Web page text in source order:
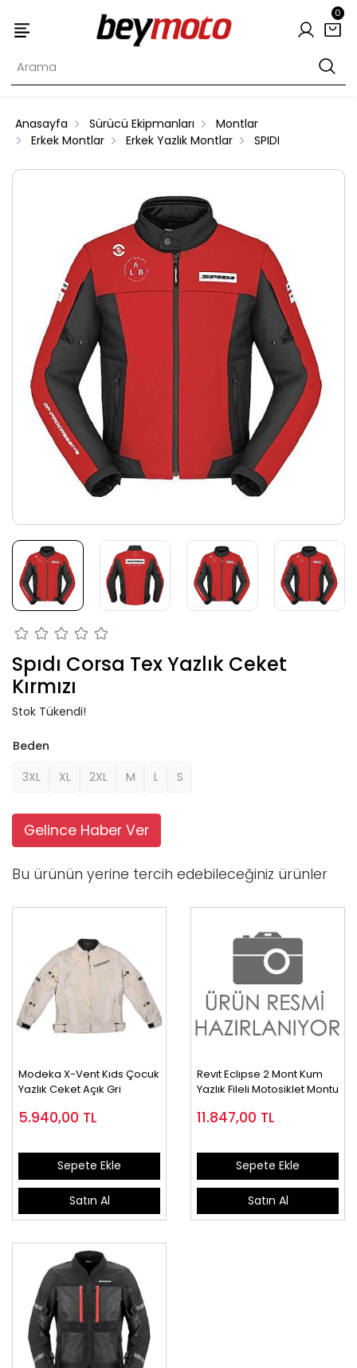
0
Anasayfa Sürücü Ekipmanları
Montlar
Erkek Montlar
Erkek Yazlık Montlar SPIDI
Spıdı Corsa Tex Yazlık Ceket
Kırmızı
Stok Tükendi!
Beden
3XL
XL 2XL M L S
Gelince Haber Ver
Bu ürünün yerine tercih edebileceğiniz ürünler
Modeka X-Vent Kıds Çocuk
Yazlık Ceket Açık Gri
5.940,00 TL
Sepete Ekle
Satın Al
Revıt Eclıpse 2 Mont Kum
Yazlık Fileli Motosiklet Montu
11.847,00 TL
Sepete Ekle
Satın Al